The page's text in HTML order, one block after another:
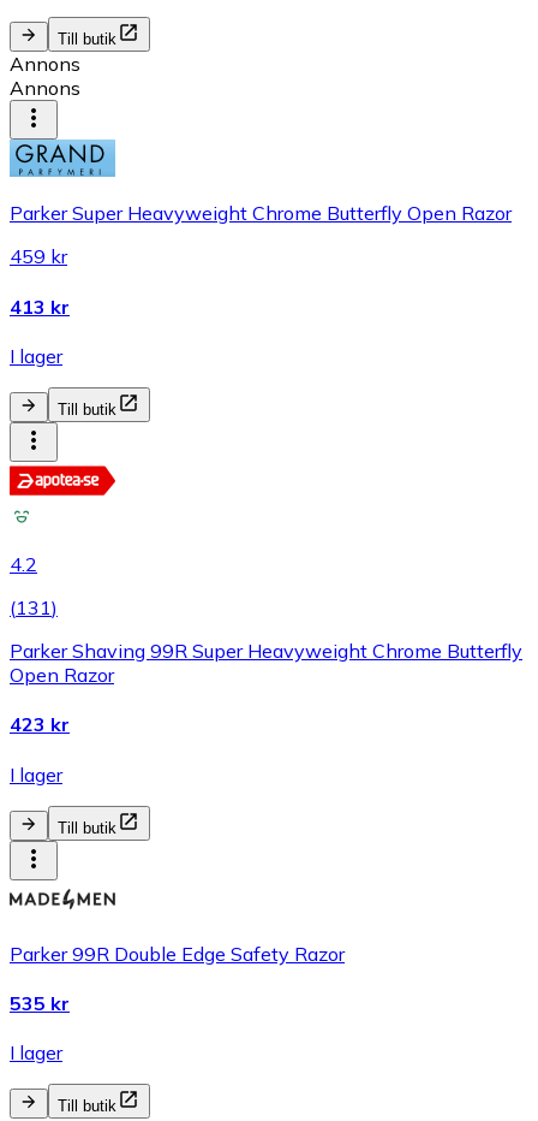
Till butik
Annons
Annons
Parker Super Heavyweight Chrome Butterfly Open Razor
459 kr
413 kr
I lager
Till butik
4.2
(131)
Parker Shaving 99R Super Heavyweight Chrome Butterfly
Open Razor
423 kr
I lager
Till butik
Parker 99R Double Edge Safety Razor
535 kr
I lager
Till butik